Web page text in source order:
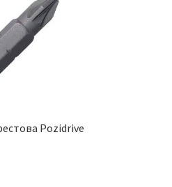
Pozidrive